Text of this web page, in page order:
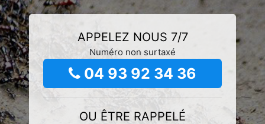
APPELEZ NOUS 7/7
Numéro non surtaxé
04 93 92 34 36
OU ÊTRE RAPPELÉ